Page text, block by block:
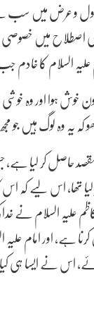
و عرض میں سب سے
کی اصطلاح میں
السلام کا خادم
خوش ہوا اور وہ
کہ یہ وہ لوگ
مقصد حاصل کر
تھا، اس لیے کہ
علیہ السلام نے
ہے، اور امام
اس نے ایسا